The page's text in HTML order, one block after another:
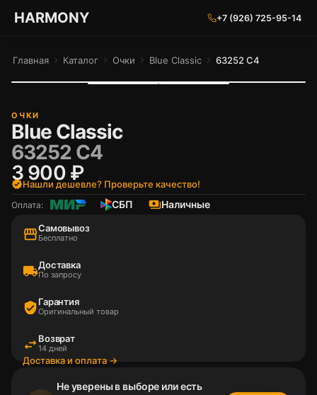
ГАРМОНИЯ ГЛАЗ
HARMONY +7 (926) 725-95-14
Главная chevron_right Каталог chevron_right Очки chevron_right Blue Classic chevron_right 63252 C4
ОЧКИ
Blue Classic
63252 C4
3 900 ₽
verifiedНашли дешевле? Проверьте качество!
Оплата: СБП paymentsНаличные
storefrontСамовывоз
Бесплатно
local_shippingДоставка
По запросу
verified_userГарантия
Оригинальный товар
swap_horiz Возврат
14 дней
Доставка и оплата →
Не уверены в выборе или есть